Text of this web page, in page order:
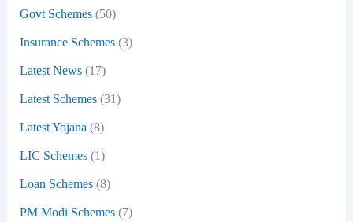
Govt Schemes(50)
Insurance Schemes(3)
Latest News(17)
Latest Schemes(31)
Latest Yojana (8)
LIC Schemes(1)
Loan Schemes(8)
PM Modi Schemes(7)